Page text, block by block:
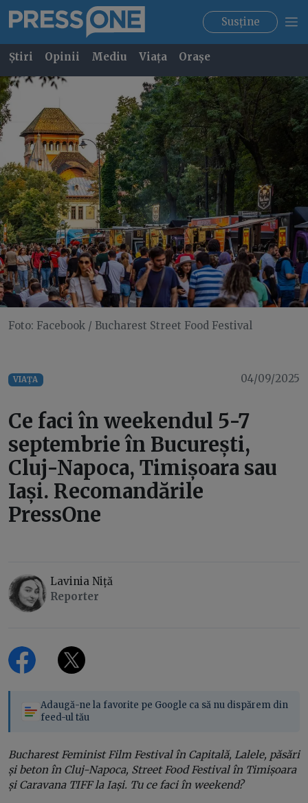
Susține
Știri Opinii Mediu Viața Orașe
Foto: Facebook / Bucharest Street Food Festival
VIAȚA 04/09/2025
Ce faci în weekendul 5-7
septembrie în București,
Cluj-Napoca, Timișoara sau
Iași. Recomandările
PressOne
Lavinia Niță
Reporter
Adaugă-ne la favorite pe Google ca să nu dispărem din
feed-ul tău
Bucharest Feminist Film Festival în Capitală, Lalele, păsări
și beton în Cluj-Napoca, Street Food Festival în Timișoara
și Caravana TIFF la Iași. Tu ce faci în weekend?